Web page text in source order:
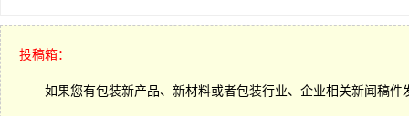
投稿箱：
如果您有包装新产品、新材料或者包装行业、企业相关新闻稿